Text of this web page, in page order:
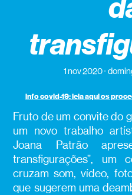
1 nov 2020
info covid-19: leia aqui os
Fruto de um convite do
um novo trabalho
Joana Patrão
transfigurações”, um
cruzam som, vídeo,
que sugerem uma